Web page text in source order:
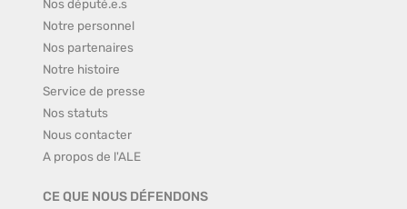
Nos député.e.s
Notre personnel
Nos partenaires
Notre histoire
Service de presse
Nos statuts
Nous contacter
A propos de l'ALE
CE QUE NOUS DÉFENDONS